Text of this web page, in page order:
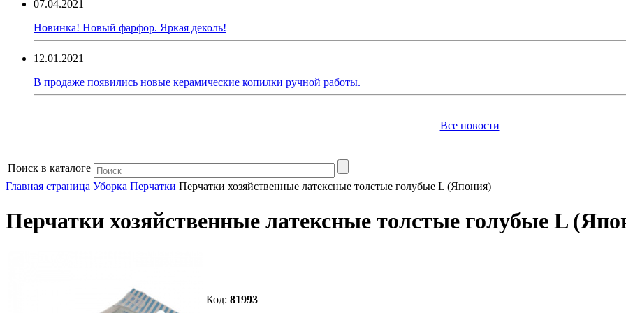
07.04.2021
Новинка! Новый фарфор. Яркая деколь!
12.01.2021
В продаже появились новые керамические копилки ручной работы.
Все новости
Поиск в каталоге
Главная страница Уборка Перчатки Перчатки хозяйственные латексные толстые голубые L (Япония)
Перчатки хозяйственные латексные толстые голубые L
Код: 81993